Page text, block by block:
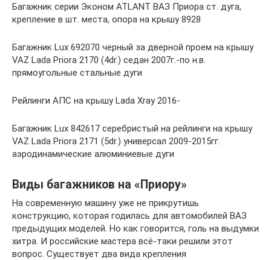
Багажник серии Эконом ATLANT ВАЗ Приора ст. дуга,
крепление в шт. места, опора на крышу 8928
Багажник Lux 692070 черный за дверной проем на крышу
VAZ Lada Priora 2170 (4dr.) седан 2007г.-по н.в.
прямоугольные стальные дуги
Рейлинги АПС на крышу Lada Xray 2016-
Багажник Lux 842617 серебристый на рейлинги на крышу
VAZ Lada Priora 2171 (5dr.) универсал 2009-2015гг.
аэродинамические алюминиевые дуги
Виды багажников на «Приору»
На современную машину уже не прикрутишь
конструкцию, которая годилась для автомобилей ВАЗ
предыдущих моделей. Но как говорится, голь на выдумки
хитра. И российские мастера всё-таки решили этот
вопрос. Существует два вида крепления